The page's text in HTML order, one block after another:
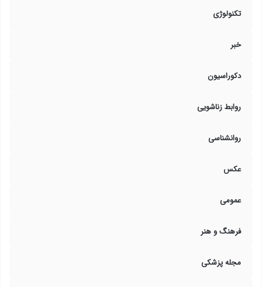
تکنولوژی
خبر
دکوراسیون
روابط زناشویی
روانشناسی
عکس
عمومی
فرهنگ و هنر
مجله پزشکی